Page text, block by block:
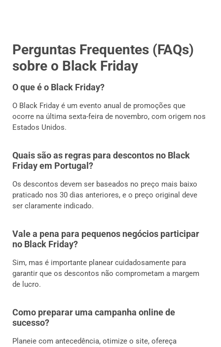
Perguntas Frequentes (FAQs)
sobre o Black Friday
O que é o Black Friday?
O Black Friday é um evento anual de promoções que
ocorre na última sexta-feira de novembro, com origem nos
Estados Unidos.
Quais são as regras para descontos no Black
Friday em Portugal?
Os descontos devem ser baseados no preço mais baixo
praticado nos 30 dias anteriores, e o preço original deve
ser claramente indicado.
Vale a pena para pequenos negócios participar
no Black Friday?
Sim, mas é importante planear cuidadosamente para
garantir que os descontos não comprometam a margem
de lucro.
Como preparar uma campanha online de
sucesso?
Planeie com antecedência, otimize o site, ofereça